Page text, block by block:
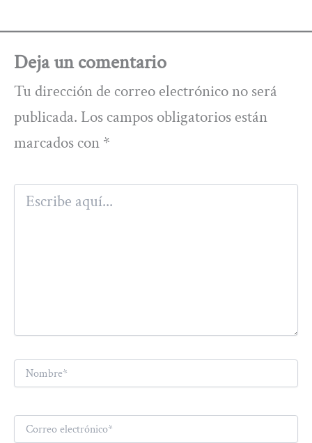
Deja un comentario
Tu dirección de correo electrónico no será
publicada. Los campos obligatorios están
marcados con *
Escribe
aquí...
Correo
electrónico*